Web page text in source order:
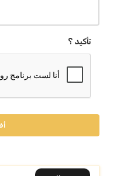
تأكيد ؟